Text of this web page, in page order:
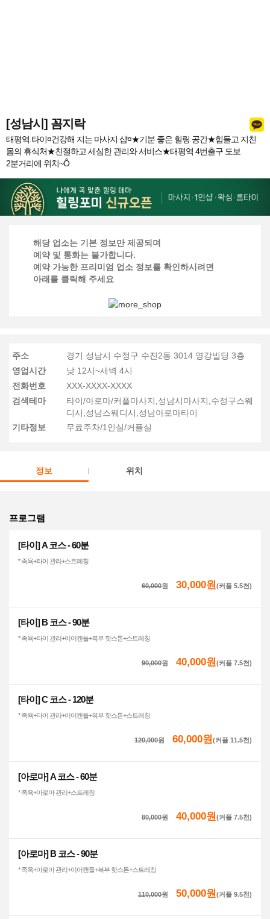
[성남시] 꼼지락
태평역.타이¤건강해 지는 마사지 샵¤★기분 좋은 힐링 공간★힘들고 지친
몸의 휴식처★친절하고 세심한 관리와 서비스★태평역 4번출구 도보
2분거리에 위치~Ô
해당 업소는 기본 정보만 제공되며
예약 및 통화는 불가합니다.
예약 가능한 프리미엄 업소 정보를 확인하시려면
아래를 클릭해 주세요
주소
경기 성남시 수정구 수진2동 3014 영강빌딩 3층
영업시간
낮 12시~새벽 4시
전화번호
XXX-XXXX-XXXX
검색테마
타이/아로마/커플마사지,성남시마사지,수정구스웨
디시,성남스웨디시,성남아로마타이
기타정보
무료주차/1인실/커플실
정보 위치
프로그램
[타이] A 코스 - 60분
* 족욕+타이 관리+스트레칭
60,000원 30,000원 (커플 5.5천)
[타이] B 코스 - 90분
* 족욕+타이 관리+이어캔들+복부 핫스톤+스트레칭
90,000원 40,000원 (커플 7.5천)
[타이] C 코스 - 120분
* 족욕+타이 관리+이어캔들+복부 핫스톤+스트레칭
120,000원 60,000원 (커플 11.5천)
[아로마] A 코스 - 60분
* 족욕+아로마 관리+스트레칭
80,000원 40,000원 (커플 7.5천)
[아로마] B 코스 - 90분
* 족욕+아로마 관리+이어캔들+복부 핫스톤+스트레칭
110,000원 50,000원 (커플 9.5천)